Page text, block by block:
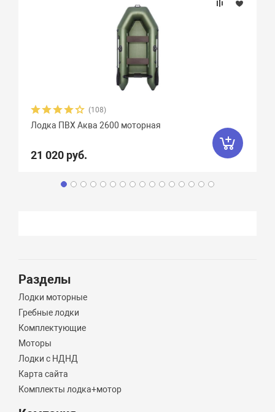
(108)
Лодка ПВХ Аква 2600 моторная
21 020 руб.
Разделы
Лодки моторные
Гребные лодки
Комплектующие
Моторы
Лодки с НДНД
Карта сайта
Комплекты лодка+мотор